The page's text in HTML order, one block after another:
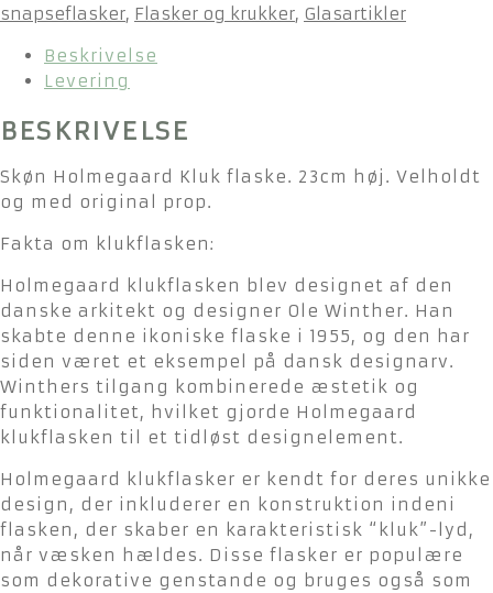
snapseflasker, Flasker og krukker, Glasartikler
Beskrivelse
Levering
BESKRIVELSE
Skøn Holmegaard Kluk flaske. 23cm høj. Velholdt
og med original prop.
Fakta om klukflasken:
Holmegaard klukflasken blev designet af den
danske arkitekt og designer Ole Winther. Han
skabte denne ikoniske flaske i 1955, og den har
siden været et eksempel på dansk designarv.
Winthers tilgang kombinerede æstetik og
funktionalitet, hvilket gjorde Holmegaard
klukflasken til et tidløst designelement.
Holmegaard klukflasker er kendt for deres unikke
design, der inkluderer en konstruktion indeni
flasken, der skaber en karakteristisk “kluk”-lyd,
når væsken hældes. Disse flasker er populære
som dekorative genstande og bruges også som